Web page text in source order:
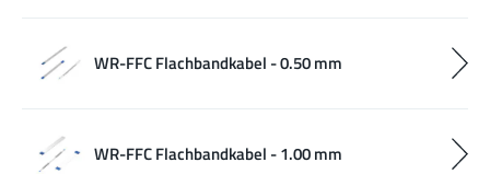
WR-FFC Flachbandkabel - 0.50 mm
WR-FFC Flachbandkabel - 1.00 mm